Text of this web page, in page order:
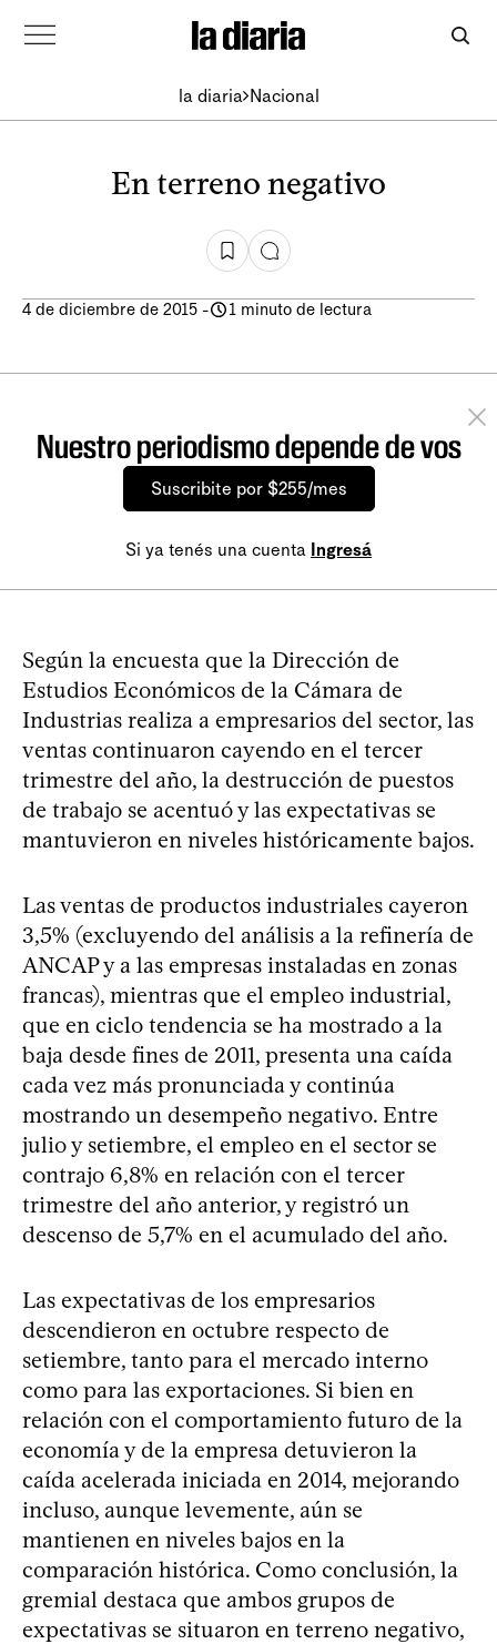
la diaria Nacional
En terreno negativo
4 de diciembre de 2015 - 1 minuto de lectura
Nuestro periodismo depende de vos
Suscribite por $255/mes
Si ya tenés una cuenta Ingresá
Según la encuesta que la Dirección de
Estudios Económicos de la Cámara de
Industrias realiza a empresarios del sector, las
ventas continuaron cayendo en el tercer
trimestre del año, la destrucción de puestos
de trabajo se acentuó y las expectativas se
mantuvieron en niveles históricamente bajos.
Las ventas de productos industriales cayeron
3,5% (excluyendo del análisis a la refinería de
ANCAP y a las empresas instaladas en zonas
francas), mientras que el empleo industrial,
que en ciclo tendencia se ha mostrado a la
baja desde fines de 2011, presenta una caída
cada vez más pronunciada y continúa
mostrando un desempeño negativo. Entre
julio y setiembre, el empleo en el sector se
contrajo 6,8% en relación con el tercer
trimestre del año anterior, y registró un
descenso de 5,7% en el acumulado del año.
Las expectativas de los empresarios
descendieron en octubre respecto de
setiembre, tanto para el mercado interno
como para las exportaciones. Si bien en
relación con el comportamiento futuro de la
economía y de la empresa detuvieron la
caída acelerada iniciada en 2014, mejorando
incluso, aunque levemente, aún se
mantienen en niveles bajos en la
comparación histórica. Como conclusión, la
gremial destaca que ambos grupos de
expectativas se situaron en terreno negativo,